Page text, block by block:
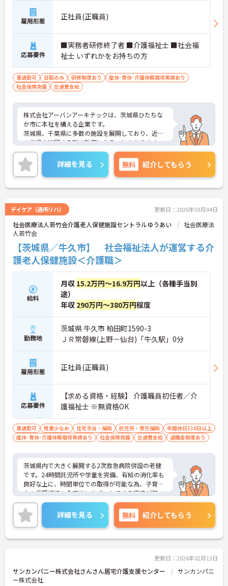
雇用形態 正社員(正職員)
応募要件
■実務者研修終了者 ■介護福祉士 ■社会福
祉士 いずれかをお持ちの方
車通勤可 日勤のみ 研修制度あり
産休･育休･介護休暇取得実績あり
社会保険完備
交通費支給
株式会社アーバンアーキテックは、茨城県ひたちな
か市に本社を構える企業です。
茨城県、千葉県に多数の施設を展開しており、近隣
の施設を巡回する形の勤務になることもあります。
70代の方も、ご自身のスキルを活かして働かれてい
る職場です。詳細を見る 無料 紹介してもらう
デイケア（通所リハ） 更新日：2026年03月04日
社会医療法人若竹会介護老人保健施設セントラルゆうあい
社会医療法
人若竹会
【茨城県／牛久市】 社会福祉法人が運営する介
護老人保健施設＜介護職＞
給料
月収 15.2万円～16.9万円以上（各種手当別
途）
年収 290万円～380万円程度
勤務地
茨城県 牛久市 柏田町1590-3
ＪＲ常磐線(上野－仙台)「牛久駅」0分
雇用形態 正社員(正職員)
応募要件
【求める資格・経験】 介護職員初任者／介
護福祉士 ※無資格OK
車通勤可 残業少なめ 住宅手当・補助 託児所・育児補助
年間休日110日以上
産休･育休･介護休暇取得実績あり
社会保険完備 交通費支給 退職金制度あり
茨城県内で大きく展開する2次救急病院併設の老健
です。24時間託児所や学童を完備、有給の消化率も
良好な上に、時間単位での取得が可能な為、子育て
中の看護師様も全面的にサポートできる環境が整っ
ています。また病院併設のため寮も使うことがで
き、遠方からの方も入職が可能です。ご興味のある
方には、面接対策ポイントなど、さらに詳細をお話
しいたしますので、お気軽にご相談ください。
詳細を見る 無料 紹介してもらう
更新日：2026年02月13日
サンカンパニー株式会社さんさん居宅介護支援センター
サンカンパニ
ー株式会社